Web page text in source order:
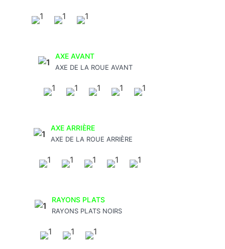
AXE AVANT
AXE DE LA ROUE AVANT
AXE ARRIÈRE
AXE DE LA ROUE ARRIÈRE
RAYONS PLATS
RAYONS PLATS NOIRS